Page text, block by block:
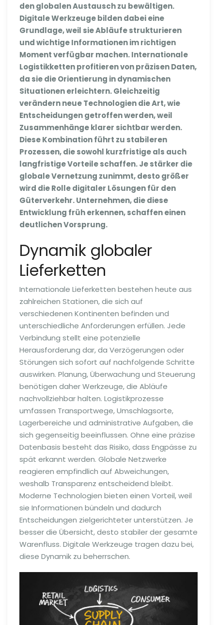
den globalen Austausch zu bewältigen.
Digitale Werkzeuge bilden dabei eine
Grundlage, weil sie Abläufe strukturieren
und wichtige Informationen im richtigen
Moment verfügbar machen. Internationale
Logistikketten profitieren von präzisen Daten,
da sie die Orientierung in dynamischen
Situationen erleichtern. Gleichzeitig
verändern neue Technologien die Art, wie
Entscheidungen getroffen werden, weil
Zusammenhänge klarer sichtbar werden.
Diese Kombination führt zu stabileren
Prozessen, die sowohl kurzfristige als auch
langfristige Vorteile schaffen. Je stärker die
globale Vernetzung zunimmt, desto größer
wird die Rolle digitaler Lösungen für den
Güterverkehr. Unternehmen, die diese
Entwicklung früh erkennen, schaffen einen
deutlichen Vorsprung.
Dynamik globaler
Lieferketten
Internationale Lieferketten bestehen heute aus
zahlreichen Stationen, die sich auf
verschiedenen Kontinenten befinden und
unterschiedliche Anforderungen erfüllen. Jede
Verbindung stellt eine potenzielle
Herausforderung dar, da Verzögerungen oder
Störungen sich sofort auf nachfolgende Schritte
auswirken. Planung, Überwachung und Steuerung
benötigen daher Werkzeuge, die Abläufe
nachvollziehbar halten. Logistikprozesse
umfassen Transportwege, Umschlagsorte,
Lagerbereiche und administrative Aufgaben, die
sich gegenseitig beeinflussen. Ohne eine präzise
Datenbasis besteht das Risiko, dass Engpässe zu
spät erkannt werden. Globale Netzwerke
reagieren empfindlich auf Abweichungen,
weshalb Transparenz entscheidend bleibt.
Moderne Technologien bieten einen Vorteil, weil
sie Informationen bündeln und dadurch
Entscheidungen zielgerichteter unterstützen. Je
besser die Übersicht, desto stabiler der gesamte
Warenfluss. Digitale Werkzeuge tragen dazu bei,
diese Dynamik zu beherrschen.